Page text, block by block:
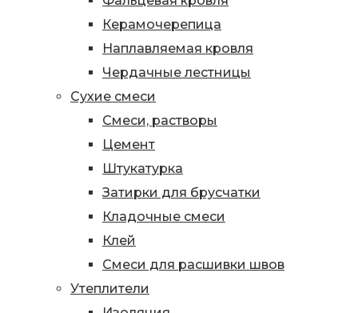
Керамочерепица
Наплавляемая кровля
Чердачные лестницы
Сухие смеси
Смеси, растворы
Цемент
Штукатурка
Затирки для брусчатки
Кладочные смеси
Клей
Смеси для расшивки швов
Утеплители